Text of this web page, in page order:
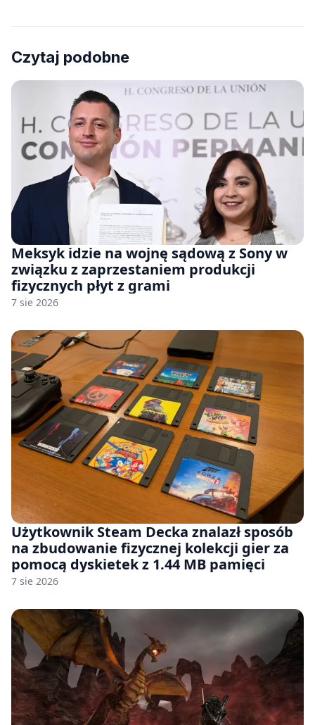
Czytaj podobne
Meksyk idzie na wojnę sądową z Sony w
związku z zaprzestaniem produkcji
fizycznych płyt z grami
7 sie 2026
Użytkownik Steam Decka znalazł sposób
na zbudowanie fizycznej kolekcji gier za
pomocą dyskietek z 1.44 MB pamięci
7 sie 2026